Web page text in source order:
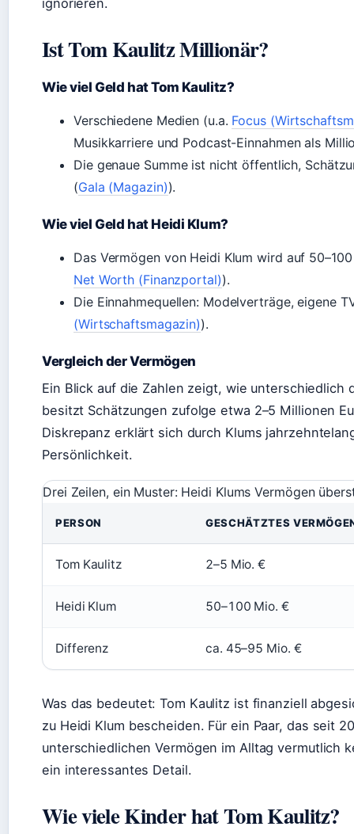
ignorieren.
Ist Tom Kaulitz Millionär?
Wie viel Geld hat Tom Kaulitz?
Verschiedene Medien (u.a. Focus
Musikkarriere und Podcast-Einnahmen als
Die genaue Summe ist nicht öffentlich,
(Gala (Magazin)).
Wie viel Geld hat Heidi Klum?
Das Vermögen von Heidi Klum wird auf
Net Worth (Finanzportal)).
Die Einnahmequellen: Modelverträge, eigene
(Wirtschaftsmagazin)).
Vergleich der Vermögen
Ein Blick auf die Zahlen zeigt, wie unterschiedlich
besitzt Schätzungen zufolge etwa 2–5 Millionen
Diskrepanz erklärt sich durch Klums
Persönlichkeit.
Drei Zeilen, ein Muster: Heidi Klums Vermögen
PERSON GESCHÄTZTES
Tom Kaulitz 2–5 Mio. €
Heidi Klum 50–100 Mio. €
Differenz ca. 45–95 Mio. €
Was das bedeutet: Tom Kaulitz ist finanziell
zu Heidi Klum bescheiden. Für ein Paar, das seit
unterschiedlichen Vermögen im Alltag vermutlich
ein interessantes Detail.
Wie viele Kinder hat Tom Kaulitz?